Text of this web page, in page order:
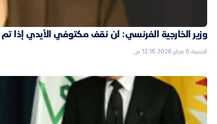
وزير الخارجية الفرنسي: لن نقف مكتوفي الأيدي إذا
الجمعة 6 فبراير 2026 12:16 ص